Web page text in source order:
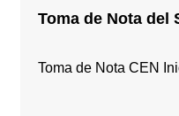
Toma de Nota del
Toma de Nota CEN